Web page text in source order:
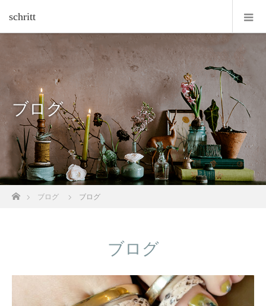
schritt
ブログ
ホームブログ ブログ
ブログ